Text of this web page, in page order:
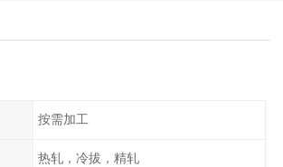
按需加工
热轧，冷拔，精轧